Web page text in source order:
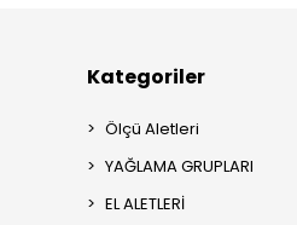
Kategoriler
Ölçü Aletleri
YAĞLAMA GRUPLARI
EL ALETLERİ